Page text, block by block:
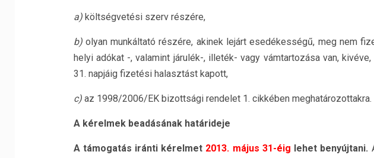
a)költségvetési szerv részére,
b)olyan munkáltató részére, akinek lejárt esedékességű, meg nem
helyi adókat -, valamint járulék-, illeték- vagy vámtartozása van,
31. napjáig fizetési halasztást kapott,
c)az 1998/2006/EK bizottsági rendelet 1. cikkében meghatározottakra.
A kérelmek beadásának határideje
A támogatás iránti kérelmet 2013. május 31-éig lehet benyújtani.